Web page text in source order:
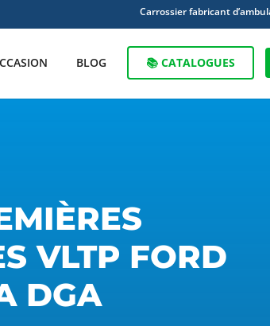
Carrossier fabricant
BLOG 📚 CATALOGUES
VLTP FORD
DGA